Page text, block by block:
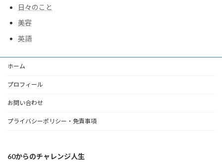
日々のこと
美容
英語
ホーム
プロフィール
お問い合わせ
プライバシーポリシー・免責事項
60からのチャレンジ人生